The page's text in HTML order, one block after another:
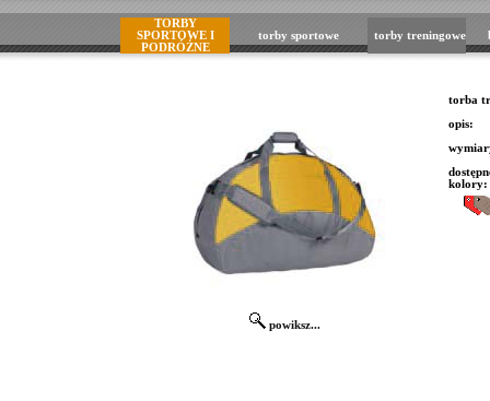
TORBY
SPORTOWE I
PODRÓŻNE
torby sportowe torby treningowe
powiksz...
torba
opis:
kolory: